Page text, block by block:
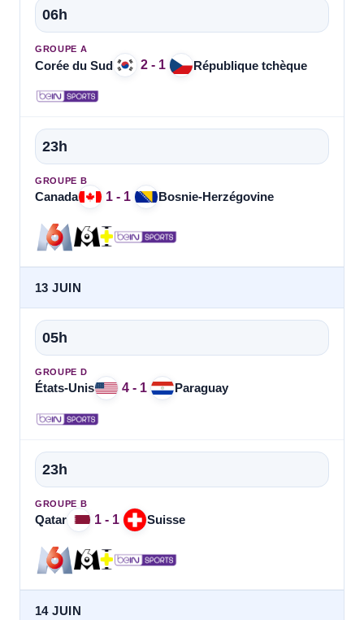
06h
GROUPE A
Corée du Sud 2 - 1 République tchèque
23h
GROUPE B
Canada 1 - 1 Bosnie-Herzégovine
13 JUIN
05h
GROUPE D
États-Unis 4 - 1 Paraguay
23h
GROUPE B
Qatar 1 - 1 Suisse
14 JUIN